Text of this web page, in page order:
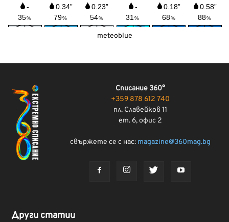
meteoblue
Списание 360°
+359 878 612 740
пл. Славейков 11
ет. 6, офис 2
свържете се с нас: magazine@360mag.bg
Други статии